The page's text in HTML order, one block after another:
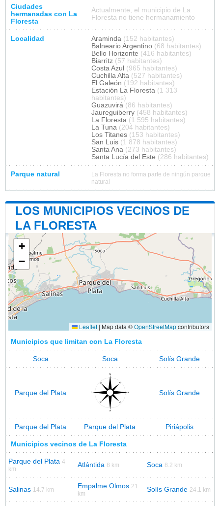
Ciudades
hermanadas con La
Floresta
Actualmente, el municipio de La
Floresta no tiene hermanamiento
Localidad Araminda (152 habitantes)
Balneario Argentino (68 habitantes)
Bello Horizonte (416 habitantes)
Biarritz (57 habitantes)
Costa Azul (965 habitantes)
Cuchilla Alta (527 habitantes)
El Galeón (192 habitantes)
Estación La Floresta (1 313
habitantes)
Guazuvirá (86 habitantes)
Jaureguiberry (458 habitantes)
La Floresta (1 595 habitantes)
La Tuna (204 habitantes)
Los Titanes (153 habitantes)
San Luis (1 878 habitantes)
Santa Ana (273 habitantes)
Santa Lucía del Este (286 habitantes)
Parque natural
La Floresta no forma parte de ningún parque
natural
LOS MUNICIPIOS VECINOS DE
LA FLORESTA
+
−
Leaflet | Map data ©OpenStreetMapcontributors
Municipios que limitan con La Floresta
Soca Soca Solís Grande
Parque del Plata Solís Grande
Parque del Plata Parque del Plata Piriápolis
Municipios vecinos de La Floresta
Parque del Plata 4
km
Atlántida 8 km Soca 8.2 km
Salinas 14.7 km Empalme Olmos 21
km
Solís Grande 24.1 km